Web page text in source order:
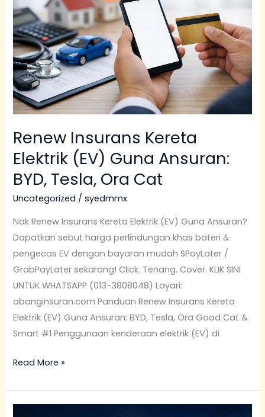
Renew Insurans Kereta
Elektrik (EV) Guna Ansuran:
BYD, Tesla, Ora Cat
Uncategorized /syedmmx
Nak Renew Insurans Kereta Elektrik (EV) Guna Ansuran?
Dapatkan sebut harga perlindungan khas bateri &
pengecas EV dengan bayaran mudah SPayLater /
GrabPayLater sekarang! Click. Tenang. Cover. KLIK SINI
UNTUK WHATSAPP (013-3808048) Layari:
abanginsuran.com Panduan Renew Insurans Kereta
Elektrik (EV) Guna Ansuran: BYD, Tesla, Ora Good Cat &
Smart #1 Penggunaan kenderaan elektrik (EV) di
Elektrik
(EV)
Guna
Ansuran:
BYD,
Tesla,
Ora
Read More »